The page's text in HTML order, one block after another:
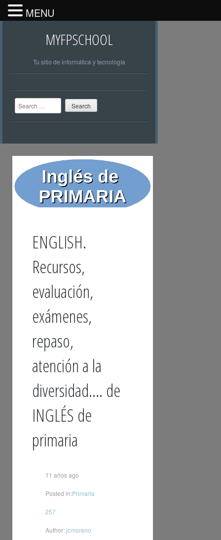
MYFPSCHOOL
Tu sitio de informática y tecnología
Search
ENGLISH.
Recursos,
evaluación,
exámenes,
repaso,
atención a la
diversidad…. de
INGLÉS de
primaria
11 años ago
Posted in:Primaria
257
Author:jcmoreno
MENU